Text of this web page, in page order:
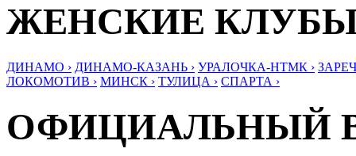
ЖЕНСКИЕ
ДИНАМО › ДИНАМО-КАЗАНЬ › УРАЛОЧКА-НТМК ›
ЛОКОМОТИВ › МИНСК › ТУЛИЦА › СПАРТА ›
ОФИЦИАЛЬНЫЙ